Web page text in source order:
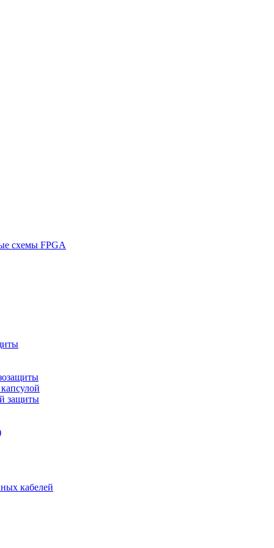
схемы FPGA
защиты
кабелей